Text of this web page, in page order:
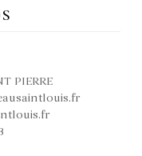
PIERRE